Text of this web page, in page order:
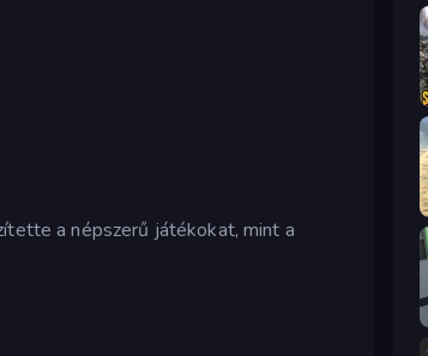
a népszerű játékokat, mint a